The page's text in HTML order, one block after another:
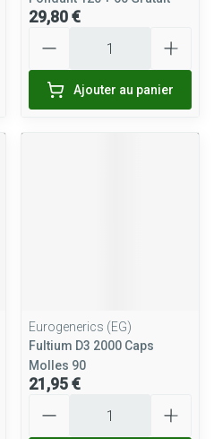
29,80 €
Ajouter au panier
Eurogenerics (EG)
Fultium D3 2000 Caps
Molles 90
21,95 €